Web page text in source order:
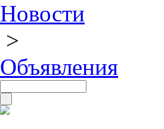
Новости
>
Объявления